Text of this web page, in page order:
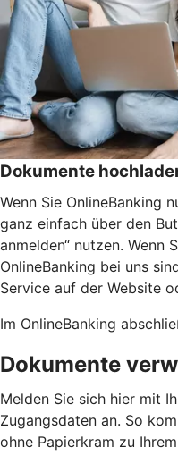
Dokumente
Wenn Sie OnlineBanking
ganz einfach über den
anmelden“ nutzen. Wenn
OnlineBanking bei uns
Service auf der Website
Im OnlineBanking
Dokumente
Melden Sie sich hier mit
Zugangsdaten an. So
ohne Papierkram zu